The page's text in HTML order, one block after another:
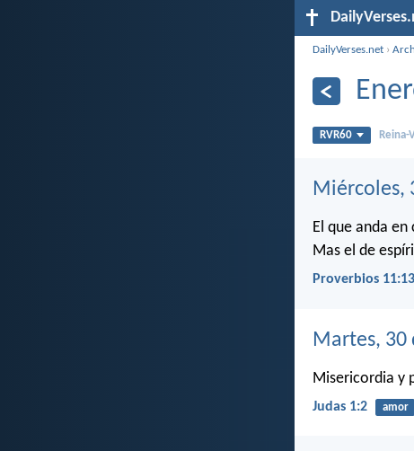
DailyVerses.net ›
RVR60 Reina-
Miércoles,
El que anda
Mas el de
Proverbios 11:13
Martes, 30
Misericordia y
Judas 1:2 amor